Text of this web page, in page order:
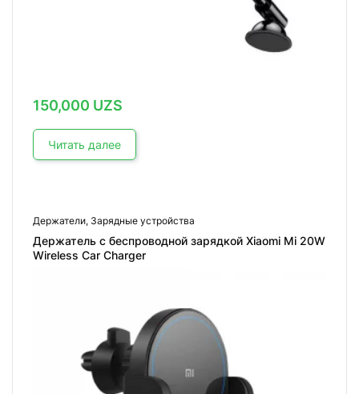
150,000 UZS
Читать далее
Держатели, Зарядные устройства
Держатель с беспроводной зарядкой Xiaomi Mi 20W
Wireless Car Charger